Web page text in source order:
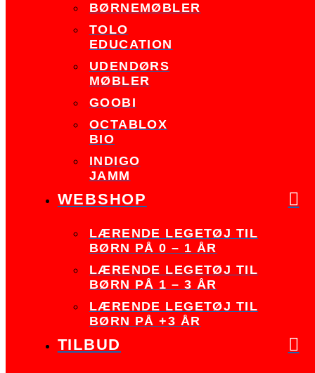
BØRNEMØBLER
TOLO
EDUCATION
UDENDØRS
MØBLER
GOOBI
OCTABLOX
BIO
INDIGO
JAMM
WEBSHOP
LÆRENDE LEGETØJ TIL
BØRN PÅ 0 – 1 ÅR
LÆRENDE LEGETØJ TIL
BØRN PÅ 1 – 3 ÅR
LÆRENDE LEGETØJ TIL
BØRN PÅ +3 ÅR
TILBUD